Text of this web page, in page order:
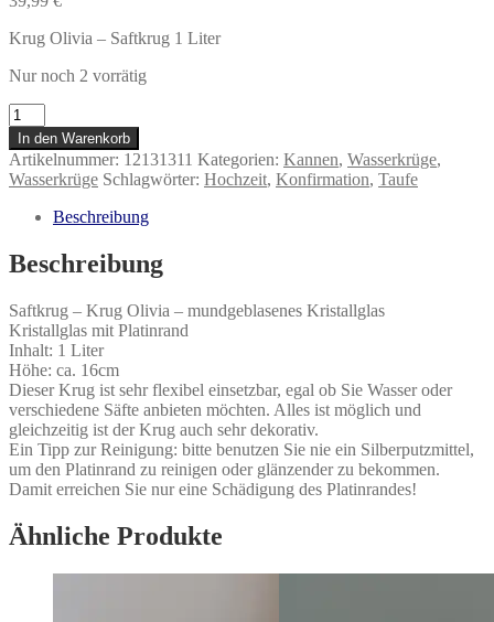
Krug Olivia – Saftkrug 1 Liter
Nur noch 2 vorrätig
Krug
Olivia
Menge
In den Warenkorb
Artikelnummer: 12131311 Kategorien: Kannen, Wasserkrüge,
Wasserkrüge Schlagwörter: Hochzeit, Konfirmation, Taufe
Beschreibung
Beschreibung
Saftkrug – Krug Olivia – mundgeblasenes Kristallglas
Kristallglas mit Platinrand
Inhalt: 1 Liter
Höhe: ca. 16cm
Dieser Krug ist sehr flexibel einsetzbar, egal ob Sie Wasser oder
verschiedene Säfte anbieten möchten. Alles ist möglich und
gleichzeitig ist der Krug auch sehr dekorativ.
Ein Tipp zur Reinigung: bitte benutzen Sie nie ein Silberputzmittel,
um den Platinrand zu reinigen oder glänzender zu bekommen.
Damit erreichen Sie nur eine Schädigung des Platinrandes!
Ähnliche Produkte